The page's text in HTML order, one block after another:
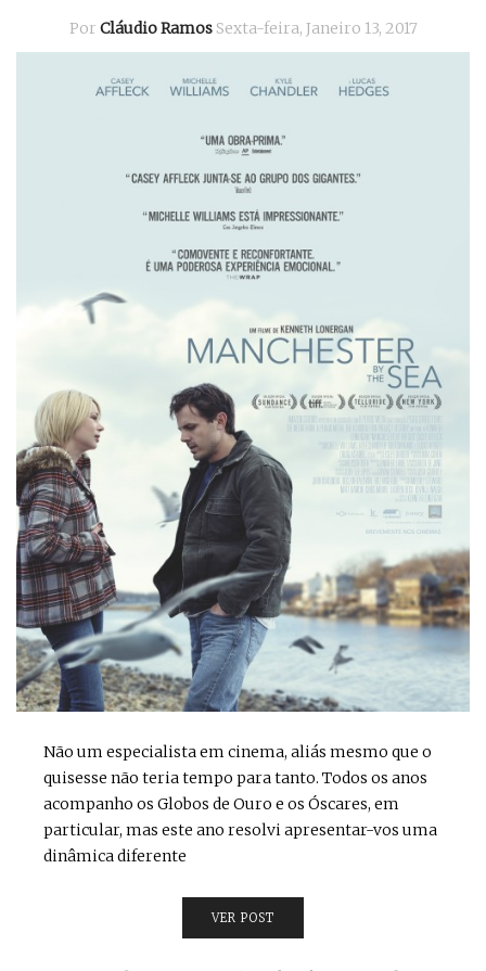
Por Cláudio Ramos Sexta-feira, Janeiro 13, 2017
Não um especialista em cinema, aliás mesmo que o
quisesse não teria tempo para tanto. Todos os anos
acompanho os Globos de Ouro e os Óscares, em
particular, mas este ano resolvi apresentar-vos uma
dinâmica diferente
VER POST